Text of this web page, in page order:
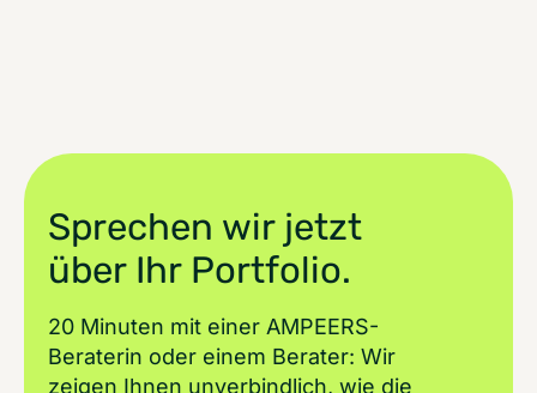
Sprechen wir jetzt
über Ihr Portfolio.
20 Minuten mit einer AMPEERS-
Beraterin oder einem Berater: Wir
zeigen Ihnen unverbindlich, wie die